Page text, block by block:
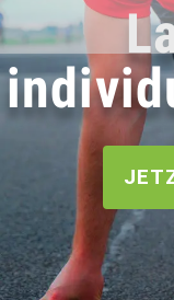
LANGARM
SHORTS &
ACCESSOIRES